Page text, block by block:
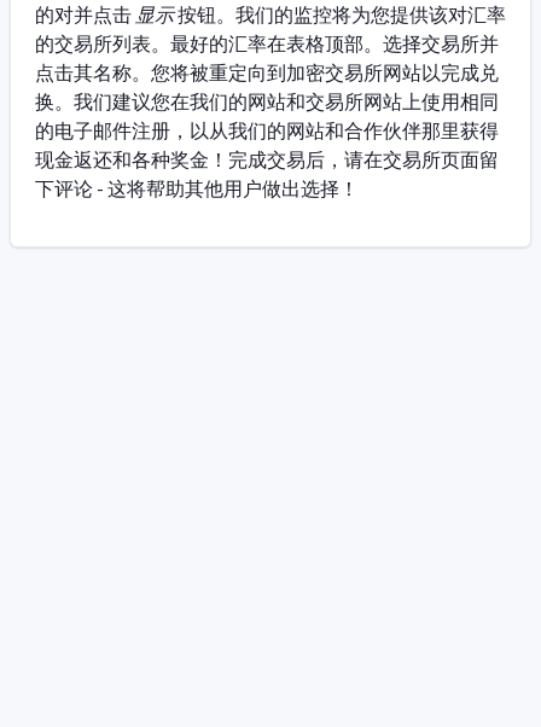
的对并点击 显示按钮。我们的监控将为您提供该对汇率
的交易所列表。最好的汇率在表格顶部。选择交易所并
点击其名称。您将被重定向到加密交易所网站以完成兑
换。我们建议您在我们的网站和交易所网站上使用相同
的电子邮件注册，以从我们的网站和合作伙伴那里获得
现金返还和各种奖金！完成交易后，请在交易所页面留
下评论 - 这将帮助其他用户做出选择！